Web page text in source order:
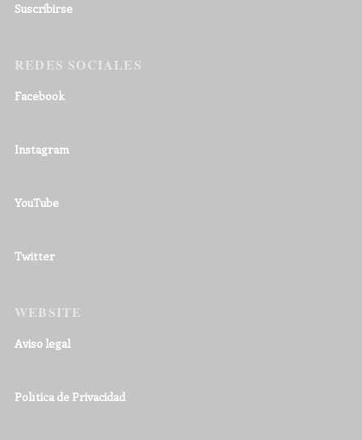
Suscribirse
REDES SOCIALES
Facebook
Instagram
YouTube
Twitter
WEBSITE
Aviso legal
Política de Privacidad